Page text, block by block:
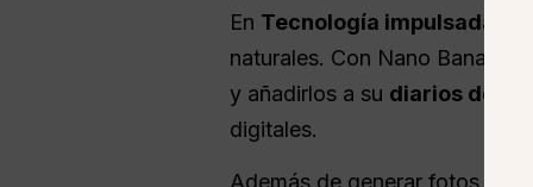
En Tecnología impulsada por
naturales. Con Nano Banana
y añadirlos a su diarios de
digitales.
Además de generar fotos de